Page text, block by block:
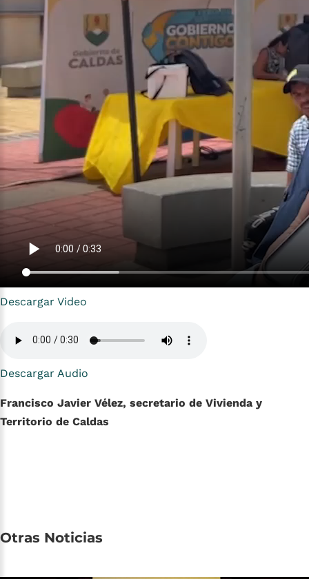
Descargar Video
Descargar Audio
Francisco Javier Vélez, secretario de Vivienda y
Territorio de Caldas
Otras Noticias